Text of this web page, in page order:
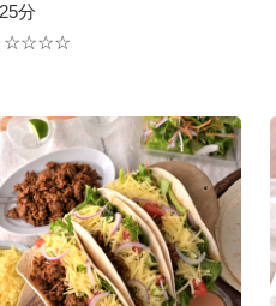
25分
☆☆☆☆